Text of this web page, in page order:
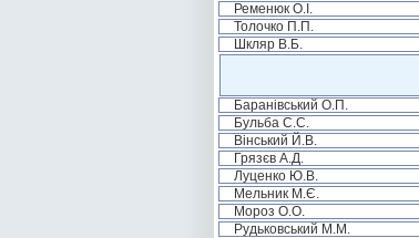
Ременюк О.І.
Толочко П.П.
Шкляр В.Б.
Баранівський О.П.
Бульба С.С.
Вінський Й.В.
Грязєв А.Д.
Луценко Ю.В.
Мельник М.Є.
Мороз О.О.
Рудьковський М.М.